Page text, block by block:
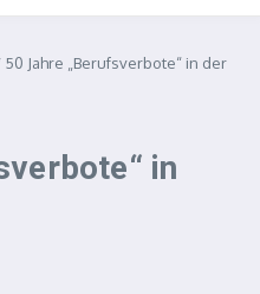
50 Jahre „Berufsverbote“ in der
in